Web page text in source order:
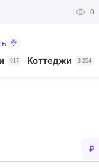
0
917 Коттеджи 3 254
₽